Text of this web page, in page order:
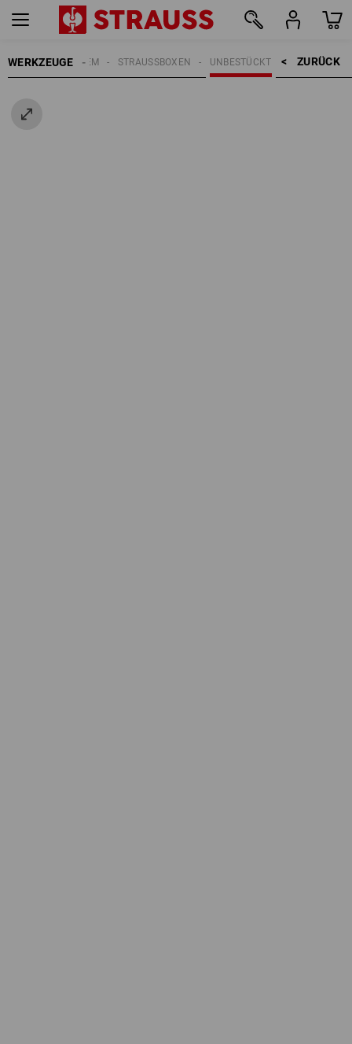
WERKZEUGE ZURÜCK    >
UNBESTÜCKT
STRAUSSBOXEN
STRAUSSBOX SYSTEM